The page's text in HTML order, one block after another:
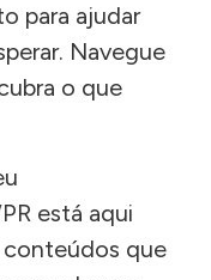
para ajudar
Navegue
o que
está aqui
conteúdos que